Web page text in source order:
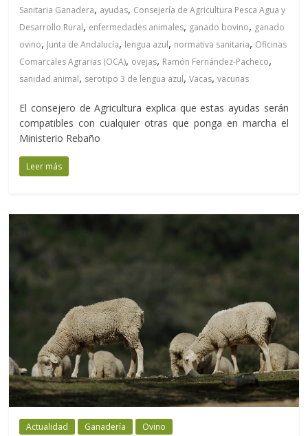
Sanitaria Ganadera, ayudas, Consejería de Agricultura Pesca Agua y
Desarrollo Rural, enfermedades animales, ganado bovino, ganado
ovino, Junta de Andalucía, lengua azul, normativa sanitaria, Oficinas
Comarcales Agrarias (OCA), ovejas, Ramón Fernández-Pacheco,
sanidad animal, serotipo 3 de lengua azul,Vacas,vacunas
El consejero de Agricultura explica que estas ayudas serán
compatibles con cualquier otras que ponga en marcha el
Ministerio Rebaño
Leer más
Actualidad Ganadería Ovino